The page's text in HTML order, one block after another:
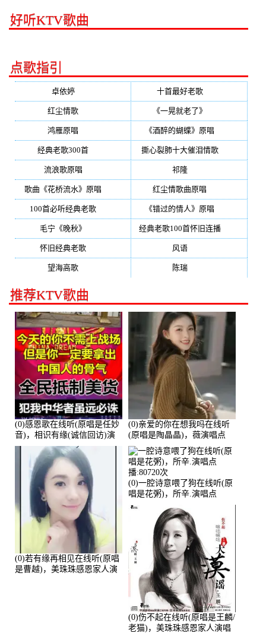
好听KTV歌曲
点歌指引
卓依婷(350) 十首最好老歌(300)
红尘情歌 《一晃就老了》
鸿雁原唱 《酒醉的蝴蝶》原唱
经典老歌300首 撕心裂肺十大催泪情歌(195)
流浪歌原唱 祁隆(188)
歌曲《花桥流水》原唱 红尘情歌曲原唱
100首必听经典老歌 《错过的情人》原唱
毛宁《晚秋》 经典老歌100首怀旧连播(134)
怀旧经典老歌 风语(132)
望海高歌 陈瑞(128)
推荐KTV歌曲
(0)感恩歌在线听(原唱是任妙
音)，相识有缘(诚信回访)演
唱点播:161288次
(0)亲爱的你在想我吗在线听
(原唱是陶晶晶)，薇演唱点
播:159722次
(0)若有缘再相见在线听(原唱
是曹越)，美珠珠感恩家人演
(0)一腔诗意喂了狗在线听(原
唱是花粥)，所辛.演唱点
播:80720次
(0)伤不起在线听(原唱是王麟/
老猫)，美珠珠感恩家人演唱